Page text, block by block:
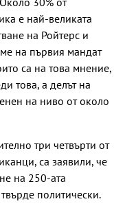
е най-великата
на Ройтерс и
на първия мандат
са на това мнение,
това, а делът на
на ниво от около
три четвърти от
са заявили, че
на 250-ата
политически.